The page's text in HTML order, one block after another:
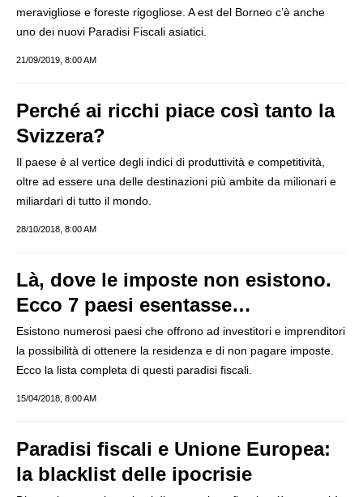
meravigliose e foreste rigogliose. A est del Borneo c’è anche
uno dei nuovi Paradisi Fiscali asiatici.
21/09/2019, 8:00 AM
Perché ai ricchi piace così tanto la
Svizzera?
Il paese è al vertice degli indici di produttività e competitività,
oltre ad essere una delle destinazioni più ambite da milionari e
miliardari di tutto il mondo.
28/10/2018, 8:00 AM
Là, dove le imposte non esistono.
Ecco 7 paesi esentasse…
Esistono numerosi paesi che offrono ad investitori e imprenditori
la possibilità di ottenere la residenza e di non pagare imposte.
Ecco la lista completa di questi paradisi fiscali.
15/04/2018, 8:00 AM
Paradisi fiscali e Unione Europea:
la blacklist delle ipocrisie